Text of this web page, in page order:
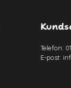
Telefon:
E-post: